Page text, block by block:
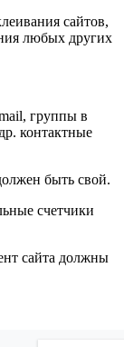
сайтов,
любых других
группы в
контактные
быть свой.
счетчики
сайта должны